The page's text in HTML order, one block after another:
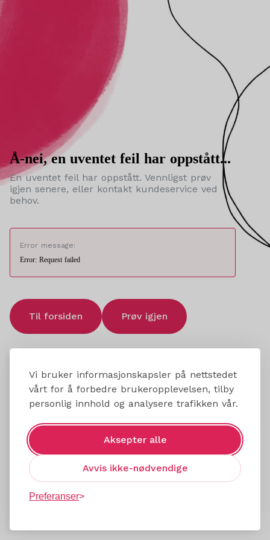
Vi bruker informasjonskapsler på nettstedet
vårt for å forbedre brukeropplevelsen, tilby
personlig innhold og analysere trafikken vår.
Aksepter alle
Avvis ikke-nødvendige
Preferanser
Å-nei, en uventet feil har oppstått...
En uventet feil har oppstått. Vennligst prøv
igjen senere, eller kontakt kundeservice ved
behov.
Error message:
Error: Request failed
Til forsiden Prøv igjen